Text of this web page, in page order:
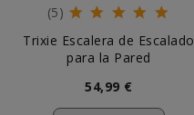
(5)
Trixie Escalera de Escalado
para la Pared
54,99 €